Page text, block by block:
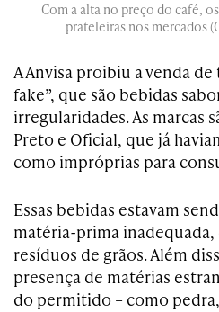
Com a alta no preço do café,
prateleiras nos mercados
A Anvisa proibiu a venda de
fake”, que são bebidas
irregularidades.As marcas
Preto e Oficial, que já
como impróprias para
Essas bebidas estavam
matéria-prima inadequada,
resíduos de grãos. Além
presença de matérias
do permitido – como